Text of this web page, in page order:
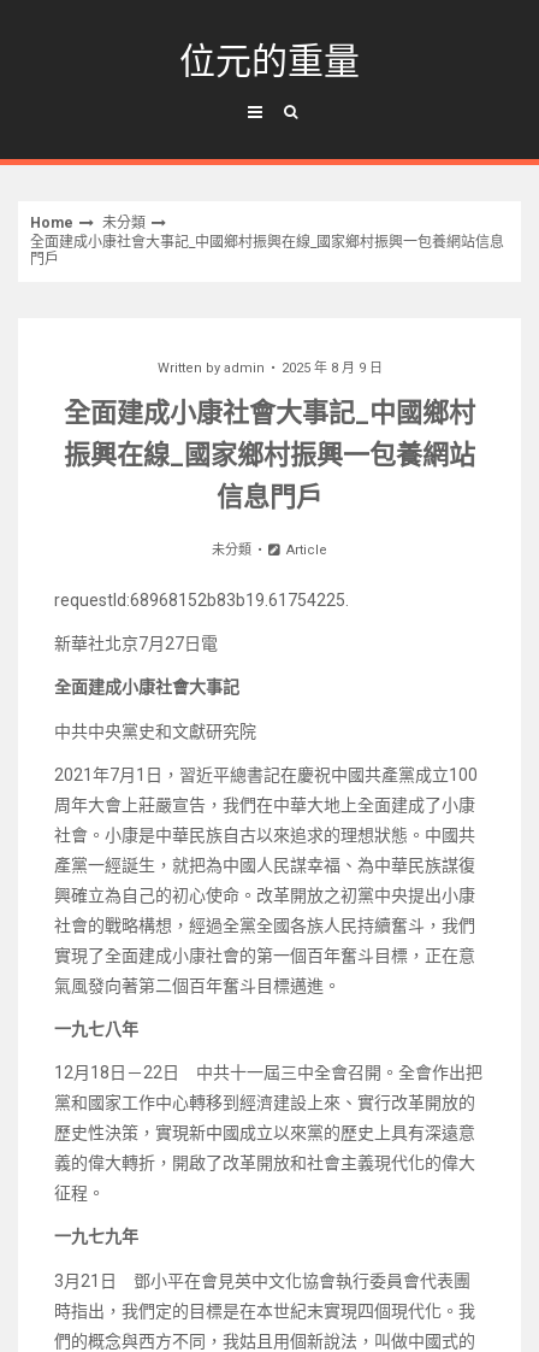
位元的重量
Home
未分類
全面建成小康社會大事記_中國鄉村振興在線_國家鄉村振興一包養網站信息
門戶
Written by admin 2025 年 8 月 9 日
全面建成小康社會大事記_中國鄉村
振興在線_國家鄉村振興一包養網站
信息門戶
未分類 Article
requestId:68968152b83b19.61754225.
新華社北京7月27日電
全面建成小康社會大事記
中共中央黨史和文獻研究院
2021年7月1日，習近平總書記在慶祝中國共產黨成立100
周年大會上莊嚴宣告，我們在中華大地上全面建成了小康
社會。小康是中華民族自古以來追求的理想狀態。中國共
產黨一經誕生，就把為中國人民謀幸福、為中華民族謀復
興確立為自己的初心使命。改革開放之初黨中央提出小康
社會的戰略構想，經過全黨全國各族人民持續奮斗，我們
實現了全面建成小康社會的第一個百年奮斗目標，正在意
氣風發向著第二個百年奮斗目標邁進。
一九七八年
12月18日－22日 中共十一屆三中全會召開。全會作出把
黨和國家工作中心轉移到經濟建設上來、實行改革開放的
歷史性決策，實現新中國成立以來黨的歷史上具有深遠意
義的偉大轉折，開啟了改革開放和社會主義現代化的偉大
征程。
一九七九年
3月21日 鄧小平在會見英中文化協會執行委員會代表團
時指出，我們定的目標是在本世紀末實現四個現代化。我
們的概念與西方不同，我姑且用個新說法，叫做中國式的